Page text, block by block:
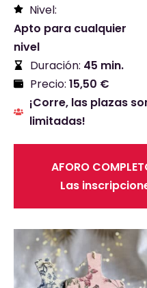
Nivel:
Apto para cualquier
nivel
Duración: 45 min.
Precio: 15,50 €
¡Corre, las plazas
limitadas!
AFORO
Las